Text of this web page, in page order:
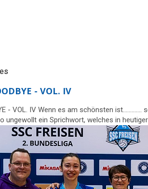
- VOL. IV
- VOL. IV Wenn es am schönsten
ungewollt ein Sprichwort, welches in